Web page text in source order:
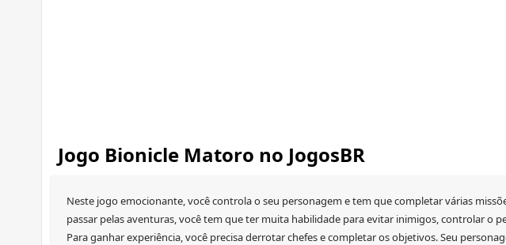
Jogo Bionicle Matoro no JogosBR
Neste jogo emocionante, você controla o seu personagem e tem que completar várias
passar pelas aventuras, você tem que ter muita habilidade para evitar inimigos, controlar o
Para ganhar experiência, você precisa derrotar chefes e completar os objetivos. Seu